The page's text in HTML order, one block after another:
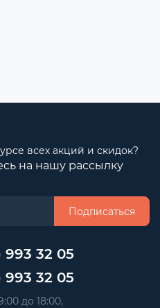
всех акций и скидок?
на нашу рассылку
Подписаться
993 32 05
993 32 05
до 18:00,